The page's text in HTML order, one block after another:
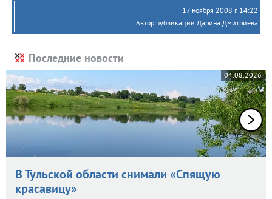
17 ноября 2008 г. 14:22
Автор публикации Дарина Дмитриева
Последние новости
04.08.2026
В Тульской области снимали «Спящую
красавицу»